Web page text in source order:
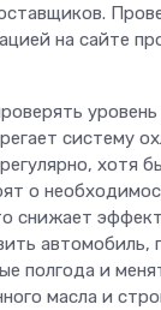
на сайте
систему
хотя
о
снижает
полгода и
масла и